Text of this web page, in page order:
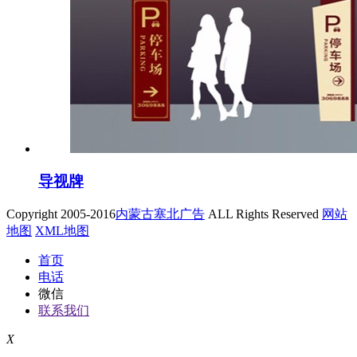
导视牌
Copyright 2005-2016内蒙古塞北广告 ALL Rights Reserved 网站
地图 XML地图
首页
电话
微信
联系我们
X